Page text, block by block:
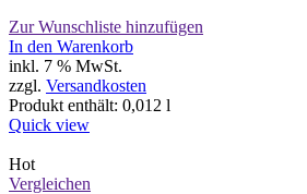
Zur Wunschliste hinzufügen
In den Warenkorb
inkl. 7 % MwSt.
zzgl. Versandkosten
Produkt enthält: 0,012 l
Quick view
Hot
Vergleichen